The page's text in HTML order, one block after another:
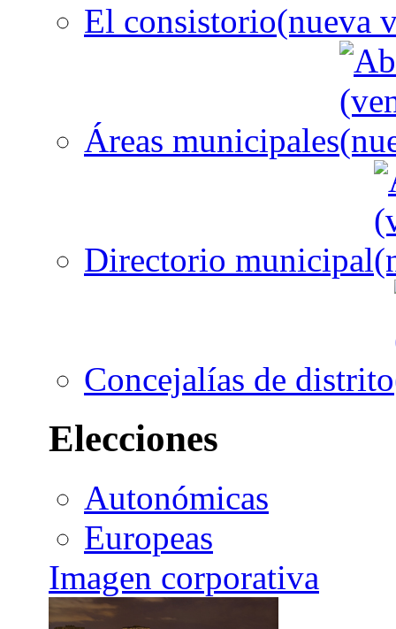
El consistorio
Áreas municipales
Directorio municipal
Concejalías de distrito
Elecciones
Autonómicas
Europeas
Imagen corporativa